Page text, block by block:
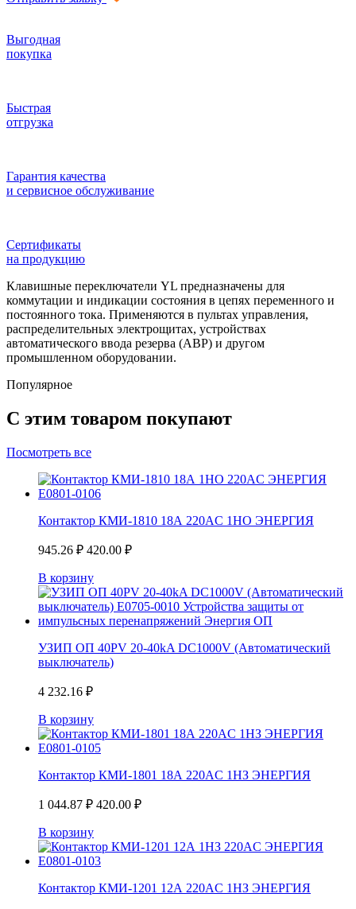
Выгодная
покупка
Быстрая
отгрузка
Гарантия качества
и сервисное обслуживание
Сертификаты
на продукцию
Клавишные переключатели YL предназначены для
коммутации и индикации состояния в цепях переменного и
постоянного тока. Применяются в пультах управления,
распределительных электрощитах, устройствах
автоматического ввода резерва (АВР) и другом
промышленном оборудовании.
Популярное
С этим товаром покупают
Посмотреть все
Контактор КМИ-1810 18А 220AC 1НО ЭНЕРГИЯ
945.26 ₽ 420.00 ₽
В корзину
УЗИП ОП 40PV 20-40kA DC1000V (Автоматический
выключатель)
4 232.16 ₽
В корзину
Контактор КМИ-1801 18А 220AC 1НЗ ЭНЕРГИЯ
1 044.87 ₽ 420.00 ₽
В корзину
Контактор КМИ-1201 12А 220AC 1НЗ ЭНЕРГИЯ